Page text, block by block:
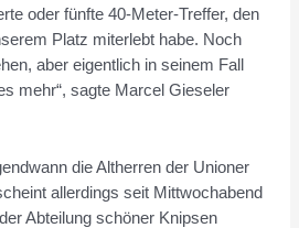
oder fünfte 40-Meter-Treffer, den
Platz miterlebt habe. Noch
aber eigentlich in seinem Fall
mehr“, sagte Marcel Gieseler
die Altherren der Unioner
allerdings seit Mittwochabend
Abteilung schöner Knipsen